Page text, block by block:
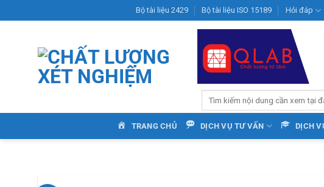
qua
Bộ tài liệu 2429 Bộ tài liệu ISO 15189 Hỏi đáp
TRANG CHỦ DỊCH VỤ TƯ VẤN DỊCH